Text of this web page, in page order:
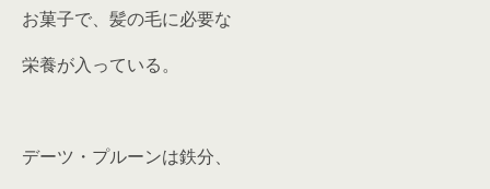
お菓子で、髪の毛に必要な
栄養が入っている。
デーツ・プルーンは鉄分、